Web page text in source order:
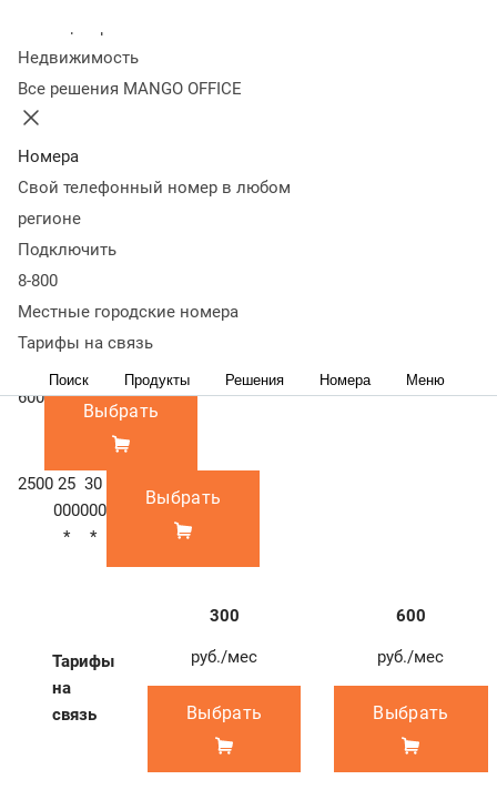
Недвижимость
Все решения MANGO OFFICE
Номера
Свой телефонный номер в любом
регионе
Подключить
8-800
Местные городские номера
Тарифы на связь
Поиск Продукты Решения Номера Меню
30 000 2500
30 000
Минимальный
платеж за
звонки, руб./мес
Включает переадресацию, исходящую
300
Выбрать
600
Выбрать
2500 25
000
*
30
000
*
Выбрать
Тарифы
на
связь
300
руб./мес
Выбрать
600
руб./мес
Выбрать